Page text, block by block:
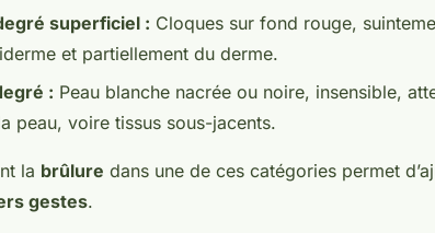
superficiel : Cloques sur fond rouge,
et partiellement du derme.
: Peau blanche nacrée ou noire, insensible,
peau, voire tissus sous-jacents.
la brûlure dans une de ces catégories permet
gestes.